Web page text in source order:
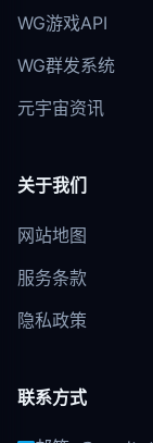
WG游戏API
WG群发系统
元宇宙资讯
关于我们
网站地图
服务条款
隐私政策
联系方式